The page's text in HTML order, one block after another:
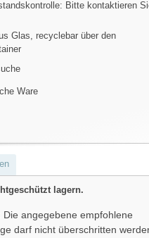
Bitte kontaktieren
Glas, recyclebar über den
Ware
lagern.
Die angegebene empfohlene
darf nicht überschritten